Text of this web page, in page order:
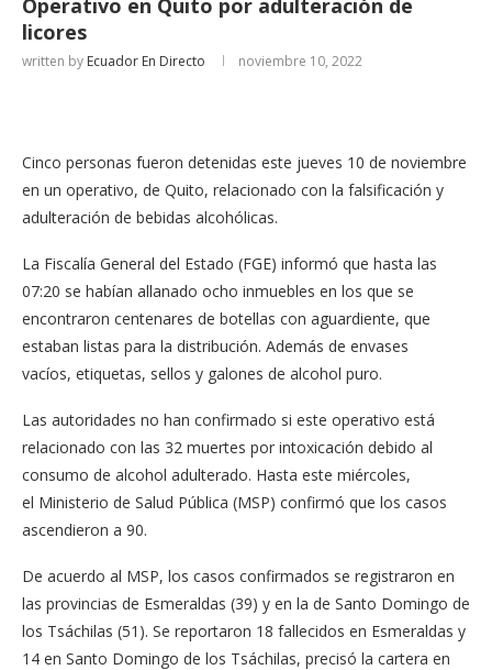
Operativo en Quito por adulteración de
licores
written by Ecuador En Directo noviembre 10, 2022
Cinco personas fueron detenidas este jueves 10 de noviembre
en un operativo, de Quito, relacionado con la falsificación y
adulteración de bebidas alcohólicas.
La Fiscalía General del Estado (FGE) informó que hasta las
07:20 se habían allanado ocho inmuebles en los que se
encontraron centenares de botellas con aguardiente, que
estaban listas para la distribución. Además de envases
vacíos, etiquetas, sellos y galones de alcohol puro.
Las autoridades no han confirmado si este operativo está
relacionado con las 32 muertes por intoxicación debido al
consumo de alcohol adulterado. Hasta este miércoles,
el Ministerio de Salud Pública (MSP) confirmó que los casos
ascendieron a 90.
De acuerdo al MSP, los casos confirmados se registraron en
las provincias de Esmeraldas (39) y en la de Santo Domingo de
los Tsáchilas (51). Se reportaron 18 fallecidos en Esmeraldas y
14 en Santo Domingo de los Tsáchilas, precisó la cartera en